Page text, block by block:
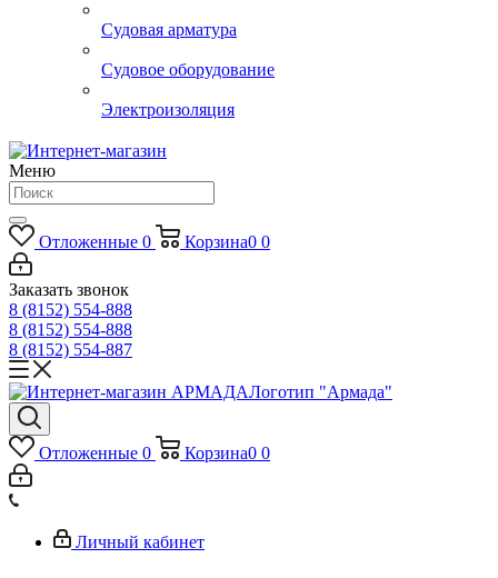
Судовая арматура
Судовое оборудование
Электроизоляция
Меню
Отложенные 0 Корзина0 0
Заказать звонок
8 (8152) 554-888
8 (8152) 554-888
8 (8152) 554-887
Логотип "Армада"
Отложенные 0 Корзина0 0
Личный кабинет